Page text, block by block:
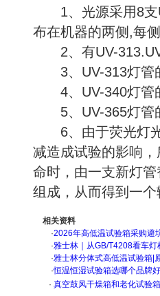
1、光源采用8支
布在机器的两侧,每
2、有UV-313.UV-
3、UV-313灯管
4、UV-340灯管
5、UV-365灯管
6、由于荧光灯光
减造成试验的影响
命时，由一支新灯
组成，从而得到一
相关资料
·2026年高低温试验箱采购
·雅士林｜从GB/T4208看车
·雅士林分体式高低温试验箱|
·恒温恒湿试验箱选哪个品牌
· 真空鼓风干燥箱和老化试验